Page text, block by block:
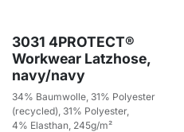
3031 4PROTECT®
Workwear Latzhose,
navy/navy
34% Baumwolle, 31% Polyester
(recycled), 31% Polyester,
4% Elasthan, 245g/m²